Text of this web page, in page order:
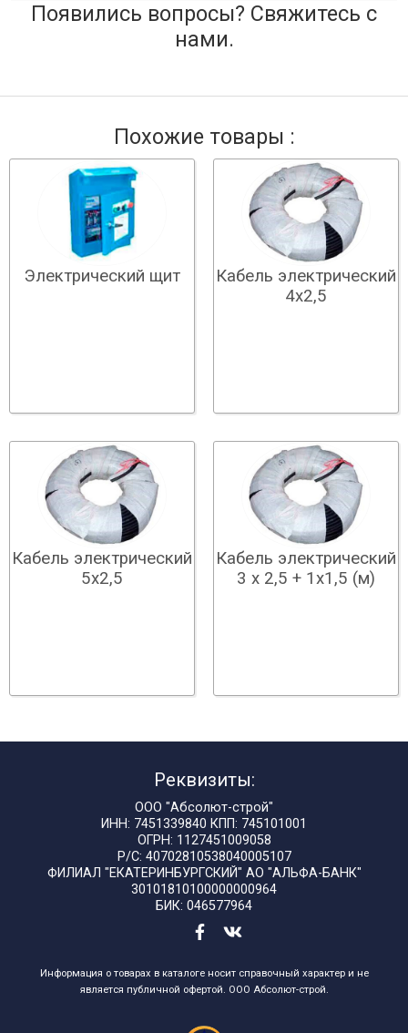
Появились вопросы? Свяжитесь с
нами.
Похожие товары :
Электрический щит
Кабель электрический
4х2,5
Кабель электрический
5х2,5
Кабель электрический
3 х 2,5 + 1х1,5 (м)
Реквизиты:
ООО "Абсолют-строй"
ИНН: 7451339840 КПП: 745101001
ОГРН: 1127451009058
Р/С: 40702810538040005107
ФИЛИАЛ "ЕКАТЕРИНБУРГСКИЙ" АО "АЛЬФА-БАНК"
30101810100000000964
БИК: 046577964
Информация о товарах в каталоге носит справочный характер и не
является публичной офертой. ООО Абсолют-строй.